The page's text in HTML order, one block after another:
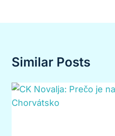
Similar Posts